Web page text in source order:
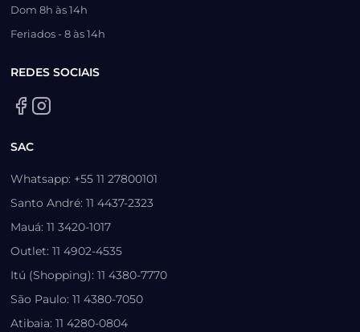
Dom 8h às 14h
Feriados - 8 às 14h
REDES SOCIAIS
SAC
Whatsapp: +55 11 27800101
Santo André: 11 4437-2323
Mauá: 11 3420-1017
Outlet: 11 4902-4535
Itú (Shopping): 11 4380-7770
São Paulo: 11 4380-7050
Atibaia: 11 4280-0804